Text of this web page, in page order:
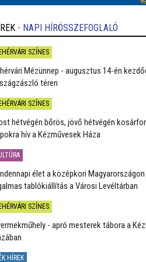
- NAPI HÍRÖSSZEFOGLALÓ
SZÍNES
Mézünnep - augusztus 14-én
téren
SZÍNES
hétvégén bőrös, jövő hétvégén
hív a Kézművesek Háza
élet a középkori
tablókiállítás a Városi Levéltárban
SZÍNES
- apró mesterek tábora a
HÍREK